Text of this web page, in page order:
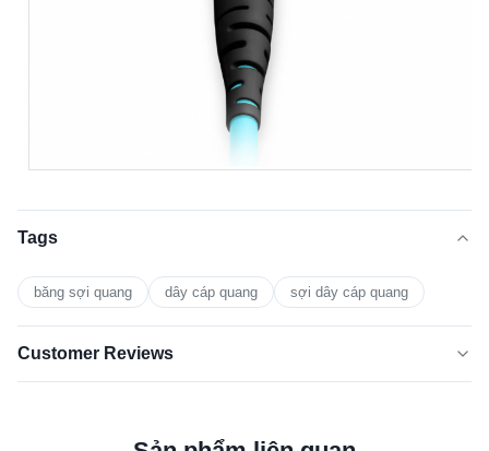
Tags
băng sợi quang dây cáp quang sợi dây cáp quang
Customer Reviews